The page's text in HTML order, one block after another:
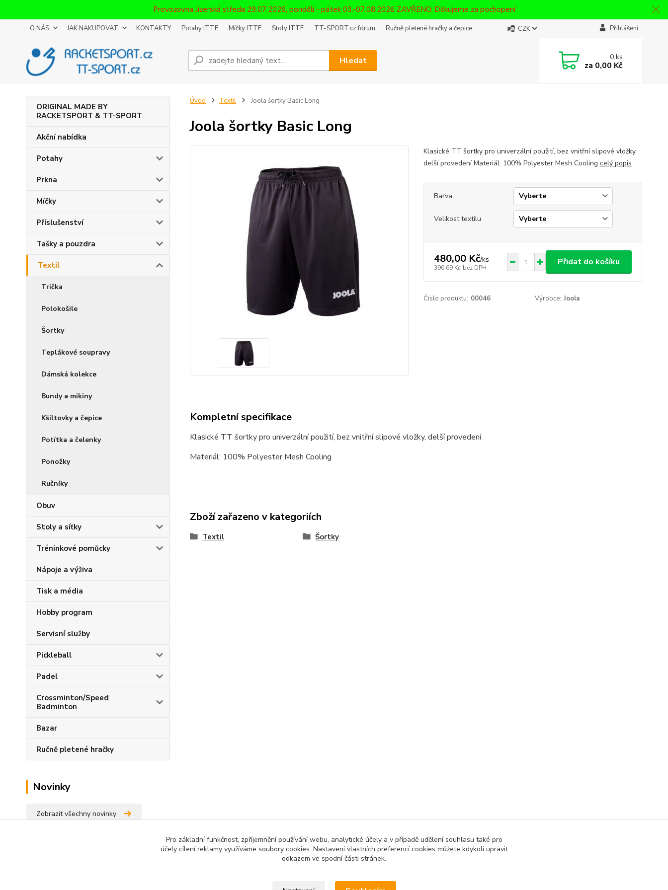
Provozovna Jizerská středa 29.07.2026, pondělí - pátek 03.-07.08.2026 ZAVŘENO. Děkujeme za pochopení
O NÁS JAK NAKUPOVAT KONTAKTY Potahy ITTF Míčky ITTF Stoly ITTF TT-SPORT.cz fórum Ručně pletené hračky a čepice CZK Přihlášení
Hledat 0ks
za 0,00 Kč
ORIGINAL MADE BY
RACKETSPORT & TT-SPORT
Akční nabídka
Potahy
Prkna
Míčky
Příslušenství
Tašky a pouzdra
Textil
Trička
Polokošile
Šortky
Teplákové soupravy
Dámská kolekce
Bundy a mikiny
Kšiltovky a čepice
Potítka a čelenky
Ponožky
Ručníky
Obuv
Stoly a síťky
Tréninkové pomůcky
Nápoje a výživa
Tisk a média
Hobby program
Servisní služby
Pickleball
Padel
Crossminton/Speed
Badminton
Bazar
Ručně pletené hračky
Novinky
Zobrazit všechny novinky
Úvod Textil Joola šortky Basic Long
Joola šortky Basic Long
Klasické TT šortky pro univerzální použití, bez vnitřní slipové vložky,
delší provedení Materiál: 100% Polyester Mesh Cooling celý popis
Barva
Velikost textilu
480,00 Kč/ks
396,69 Kč bez DPH
Přidat do košíku
Číslo produktu: 00046 Výrobce: Joola
Kompletní specifikace
Klasické TT šortky pro univerzální použití, bez vnitřní slipové vložky, delší provedení
Materiál: 100% Polyester Mesh Cooling
Zboží zařazeno v kategoriích
Textil Šortky
Pro základní funkčnost, zpříjemnění používání webu, analytické účely a v případě udělení souhlasu také pro
účely cílení reklamy využíváme soubory cookies. Nastavení vlastních preferencí cookies můžete kdykoli upravit
odkazem ve spodní části stránek.